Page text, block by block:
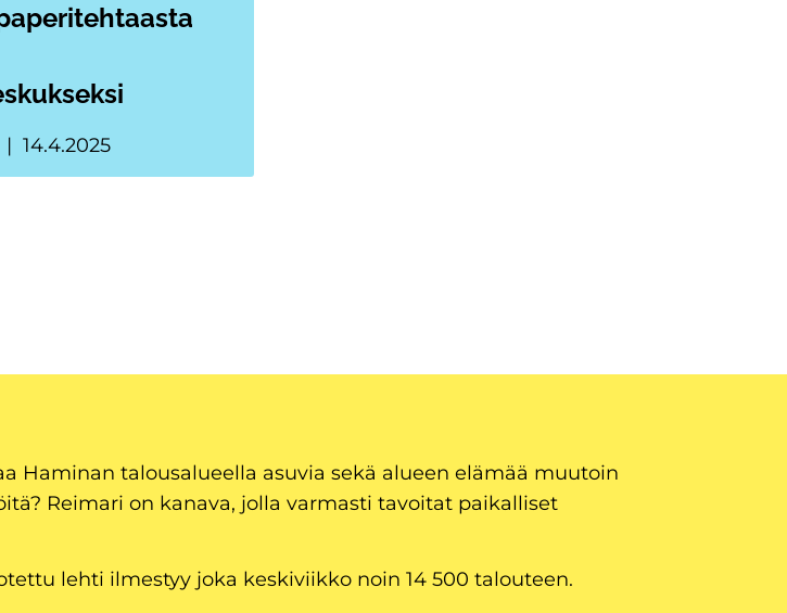
14.4.2025
Haminan talousalueella asuvia sekä alueen elämää muutoin
Reimari on kanava, jolla varmasti tavoitat paikalliset
lehti ilmestyy joka keskiviikko noin 14 500 talouteen.